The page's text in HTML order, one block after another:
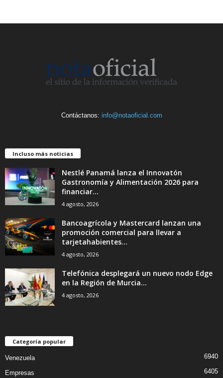
Contáctanos: info@notaoficial.com
Incluso más noticias
Nestlé Panamá lanza el Innovatón
Gastronomía y Alimentación 2026 para
financiar...
4 agosto, 2026
Bancoagrícola y Mastercard lanzan una
promoción comercial para llevar a
tarjetahabientes...
4 agosto, 2026
Telefónica desplegará un nuevo nodo Edge
en la Región de Murcia...
4 agosto, 2026
Categoría popular
Venezuela 6940
Empresas 6405